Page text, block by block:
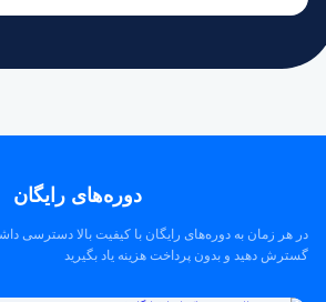
دوره‌های رایگان
در هر زمان به دوره‌های رایگان با کیفیت بالا دسترسی
گسترش دهید و بدون پرداخت هزینه یاد بگیرید